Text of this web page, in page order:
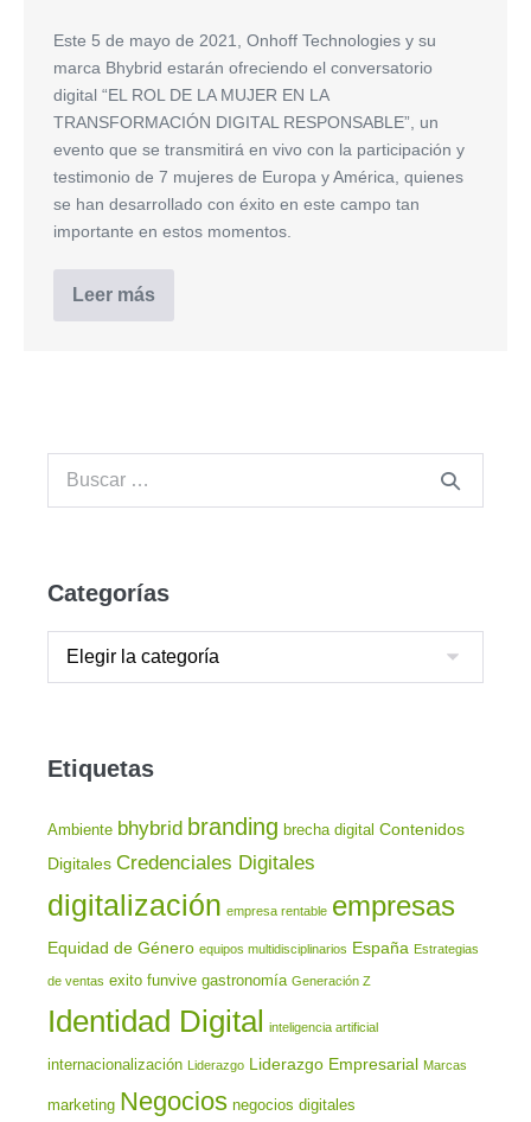
Este 5 de mayo de 2021, Onhoff Technologies y su
marca Bhybrid estarán ofreciendo el conversatorio
digital “EL ROL DE LA MUJER EN LA
TRANSFORMACIÓN DIGITAL RESPONSABLE”, un
evento que se transmitirá en vivo con la participación y
testimonio de 7 mujeres de Europa y América, quienes
se han desarrollado con éxito en este campo tan
importante en estos momentos.
Leer más
Categorías
Etiquetas
Ambiente bhybrid branding brecha digital Contenidos
Digitales Credenciales Digitales
digitalización empresa rentable empresas
Equidad de Género equipos multidisciplinarios España Estrategias
de ventas exito funvive gastronomía Generación Z
Identidad Digital inteligencia artificial
internacionalización Liderazgo Liderazgo Empresarial Marcas
marketing Negocios negocios digitales